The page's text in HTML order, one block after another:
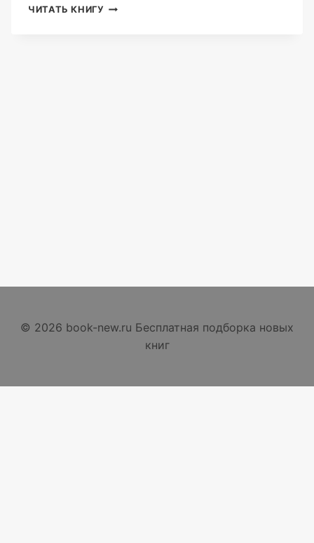
ЧИТАТЬ КНИГУ ДУША
© 2026 book-new.ru Бесплатная подборка новых
книг